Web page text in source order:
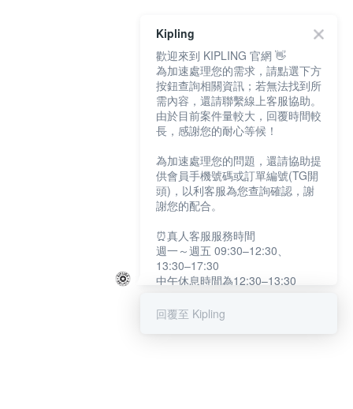
Kipling
歡迎來到 KIPLING 官網 👋
為加速處理您的需求，請點選下方
按鈕查詢相關資訊；若無法找到所
需內容，還請聯繫線上客服協助。
由於目前案件量較大，回覆時間較
長，感謝您的耐心等候！
為加速處理您的問題，還請協助提
供會員手機號碼或訂單編號(TG開
頭)，以利客服為您查詢確認，謝
謝您的配合。
⏰真人客服服務時間
週一～週五 09:30–12:30、
13:30–17:30
中午休息時間為12:30–13:30
提醒您：系統會自動已讀訊息，如
回覆至 Kipling